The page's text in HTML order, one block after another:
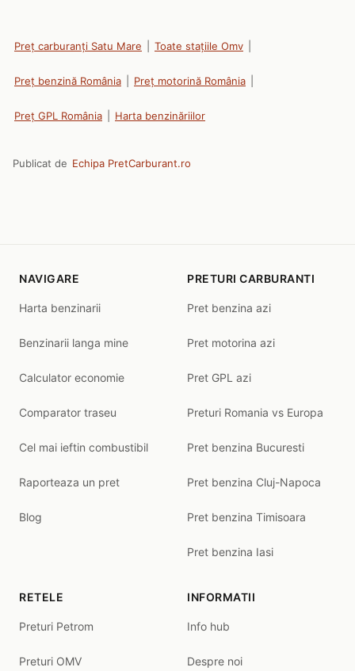
Preț carburanți Satu Mare Toate stațiile Omv
Preț benzină România Preț motorină România
Preț GPL România Harta benzinăriilor
Publicat de Echipa PretCarburant.ro
NAVIGARE
Harta benzinarii
Benzinarii langa mine
Calculator economie
Comparator traseu
Cel mai ieftin combustibil
Raporteaza un pret
Blog
PRETURI CARBURANTI
Pret benzina azi
Pret motorina azi
Pret GPL azi
Preturi Romania vs Europa
Pret benzina Bucuresti
Pret benzina Cluj-Napoca
Pret benzina Timisoara
Pret benzina Iasi
RETELE
Preturi Petrom
Preturi OMV
INFORMATII
Info hub
Despre noi